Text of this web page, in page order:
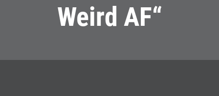
Weird AF“